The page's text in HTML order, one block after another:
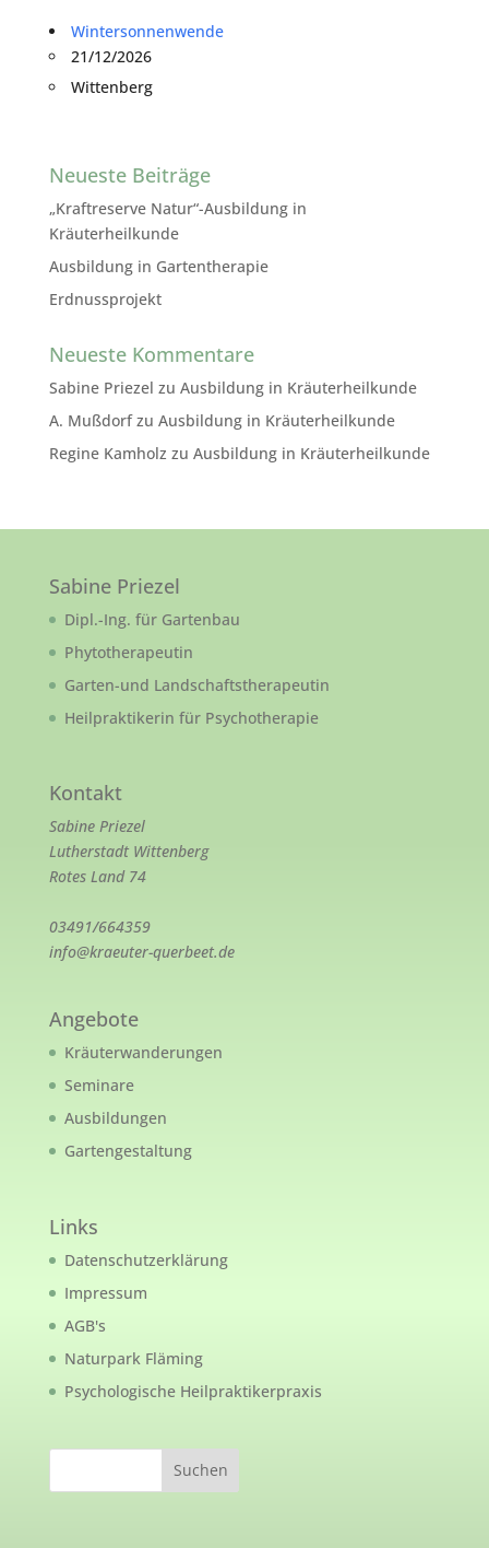
Wintersonnenwende
21/12/2026
Wittenberg
Neueste Beiträge
„Kraftreserve Natur“-Ausbildung in
Kräuterheilkunde
Ausbildung in Gartentherapie
Erdnussprojekt
Neueste Kommentare
Sabine Priezel zu Ausbildung in Kräuterheilkunde
A. Mußdorfzu Ausbildung in Kräuterheilkunde
Regine Kamholz zu Ausbildung in Kräuterheilkunde
Sabine Priezel
Dipl.-Ing. für Gartenbau
Phytotherapeutin
Garten-und Landschaftstherapeutin
Heilpraktikerin für Psychotherapie
Kontakt
Sabine Priezel
Lutherstadt Wittenberg
Rotes Land 74
03491/664359
info@kraeuter-querbeet.de
Angebote
Kräuterwanderungen
Seminare
Ausbildungen
Gartengestaltung
Links
Datenschutzerklärung
Impressum
AGB's
Naturpark Fläming
Psychologische Heilpraktikerpraxis